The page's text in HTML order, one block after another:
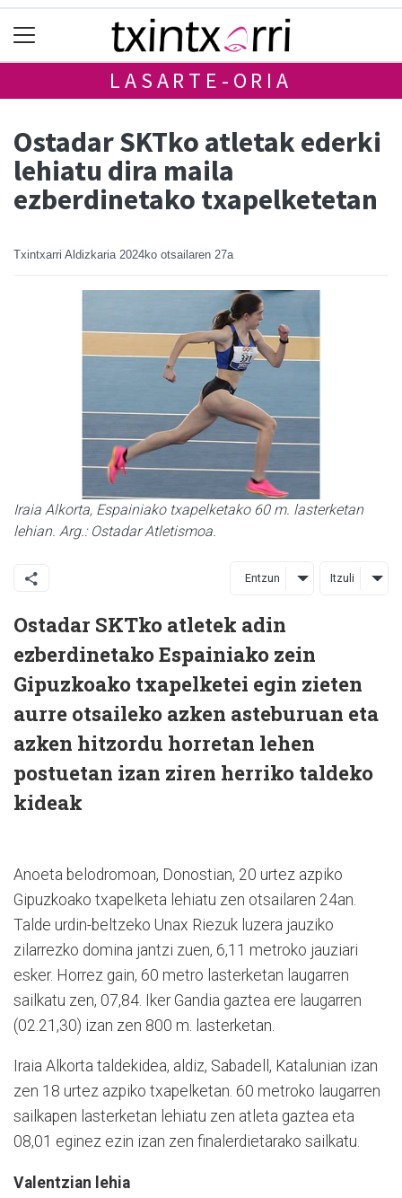
LASARTE-ORIA
Ostadar SKTko atletak ederki
lehiatu dira maila
ezberdinetako txapelketetan
Txintxarri Aldizkaria 2024ko otsailaren 27a
Iraia Alkorta, Espainiako txapelketako 60 m. lasterketan
lehian. Arg.: Ostadar Atletismoa.
Entzun Itzuli
Ostadar SKTko atletek adin
ezberdinetako Espainiako zein
Gipuzkoako txapelketei egin zieten
aurre otsaileko azken asteburuan eta
azken hitzordu horretan lehen
postuetan izan ziren herriko taldeko
kideak
Anoeta belodromoan, Donostian, 20 urtez azpiko
Gipuzkoako txapelketa lehiatu zen otsailaren 24an.
Talde urdin-beltzeko Unax Riezuk luzera jauziko
zilarrezko domina jantzi zuen, 6,11 metroko jauziari
esker. Horrez gain, 60 metro lasterketan laugarren
sailkatu zen, 07,84. Iker Gandia gaztea ere laugarren
(02.21,30) izan zen 800 m. lasterketan.
Iraia Alkorta taldekidea, aldiz, Sabadell, Katalunian izan
zen 18 urtez azpiko txapelketan. 60 metroko laugarren
sailkapen lasterketan lehiatu zen atleta gaztea eta
08,01 eginez ezin izan zen finalerdietarako sailkatu.
Valentzian lehia